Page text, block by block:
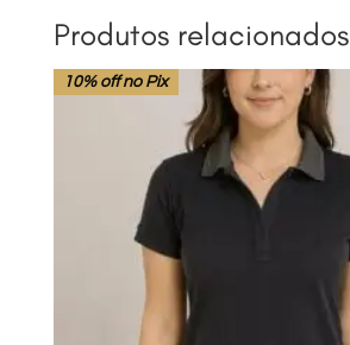
Produtos relacionados
10% off no Pix